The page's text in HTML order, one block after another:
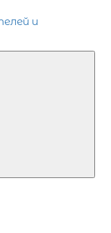
и